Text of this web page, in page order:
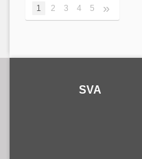
1 2 3 4 5 »
SVA